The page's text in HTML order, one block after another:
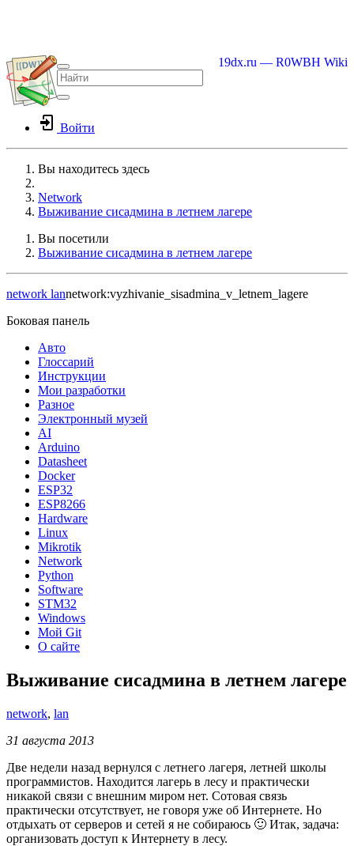
19dx.ru — R0WBH Wiki
Войти
Вы находитесь здесь
Network
Выживание сисадмина в летнем лагере
Вы посетили
Выживание сисадмина в летнем лагере
network lannetwork:vyzhivanie_sisadmina_v_letnem_lagere
Боковая панель
Авто
Глоссарий
Инструкции
Мои разработки
Разное
Электронный музей
AI
Arduino
Datasheet
Docker
ESP32
ESP8266
Hardware
Linux
Mikrotik
Network
Python
Software
STM32
Windows
Мой Git
О сайте
Выживание сисадмина в летнем лагере
network, lan
31 августа 2013
Две недели назад вернулся с летнего лагеря, летней школы
программистов. Находится лагерь в лесу и практически
никакой связи с внешним миром нет. Сотовая связь
практически отсутствует, не говоря уже об Интернете. Но
отдыхать от серверов и сетей я не собираюсь 🙂 Итак, задача:
организовать доступ к Интернету в лесу.